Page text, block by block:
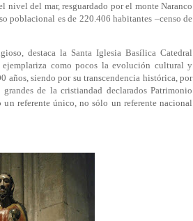
nivel del mar, resguardado por el monte Naranco
poblacional es de 220.406 habitantes –censo de
destaca la Santa Iglesia Basílica Catedral
como pocos la evolución cultural y
años, siendo por su transcendencia histórica, por
de la cristiandad declarados Patrimonio
referente único, no sólo un referente nacional